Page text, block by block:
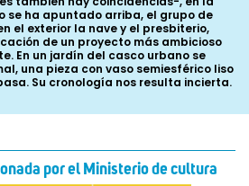
por el Ministerio de cultura